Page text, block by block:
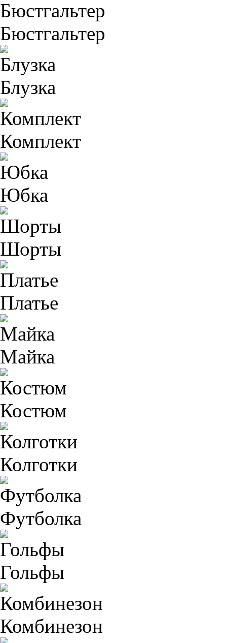
Бюстгальтер
Блузка
Комплект
Юбка
Шорты
Платье
Майка
Костюм
Колготки
Футболка
Гольфы
Комбинезон